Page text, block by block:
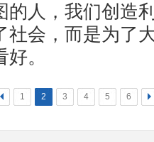
的人，我们创造
社会，而是为了
。
< 1 2 3 4 5 6 >